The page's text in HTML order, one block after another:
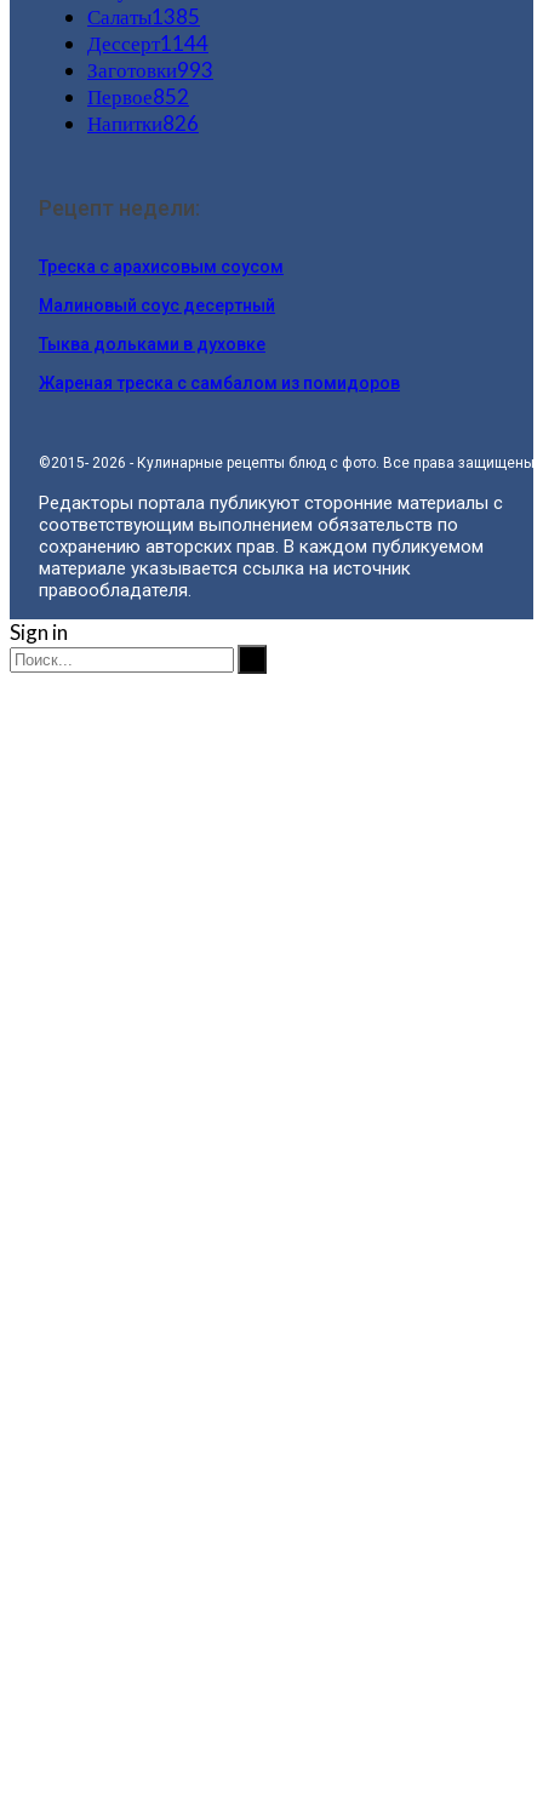
Салаты1385
Дессерт1144
Заготовки993
Первое852
Напитки826
Рецепт недели:
Треска с арахисовым соусом
Малиновый соус десертный
Тыква дольками в духовке
Жареная треска с самбалом из помидоров
©2015- 2026 - Кулинарные рецепты блюд с фото. Все права защищены.
Редакторы портала публикуют сторонние материалы с
соответствующим выполнением обязательств по
сохранению авторских прав. В каждом публикуемом
материале указывается ссылка на источник
правообладателя.
Sign in